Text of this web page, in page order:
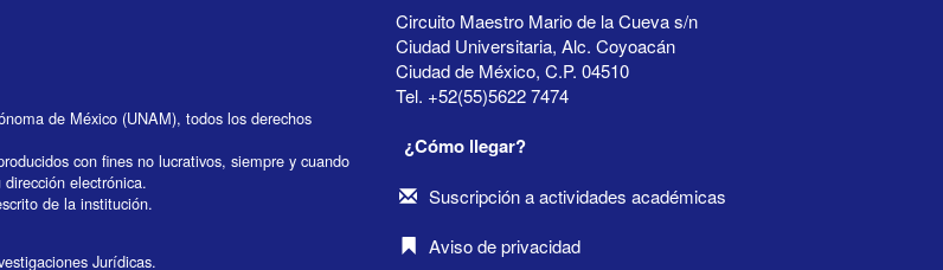
de México (UNAM), todos los derechos
con fines no lucrativos, siempre y cuando
electrónica.
de la institución.
Jurídicas.
Circuito Maestro Mario de la Cueva s/n
Ciudad Universitaria, Alc. Coyoacán
Ciudad de México, C.P. 04510
Tel. +52(55)5622 7474
¿Cómo llegar?
Suscripción a actividades académicas
Aviso de privacidad